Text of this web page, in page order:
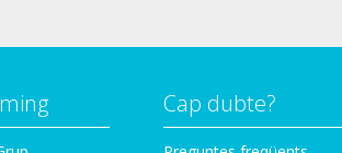
Cap dubte?